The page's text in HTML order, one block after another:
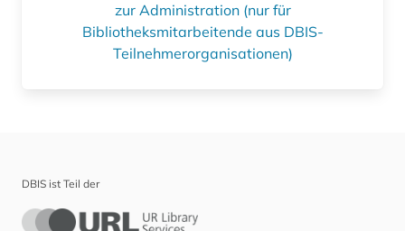
zur Administration (nur für
Bibliotheksmitarbeitende aus DBIS-
Teilnehmerorganisationen)
DBIS ist Teil der